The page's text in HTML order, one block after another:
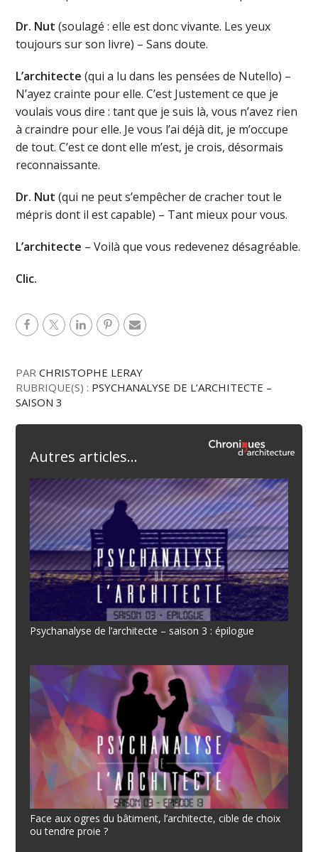
Dr. Nut (soulagé : elle est donc vivante. Les yeux
toujours sur son livre) – Sans doute.
L’architecte (qui a lu dans les pensées de Nutello) –
N’ayez crainte pour elle. C’est Justement ce que je
voulais vous dire : tant que je suis là, vous n’avez rien
à craindre pour elle. Je vous l’ai déjà dit, je m’occupe
de tout. C’est ce dont elle m’est, je crois, désormais
reconnaissante.
Dr. Nut (qui ne peut s’empêcher de cracher tout le
mépris dont il est capable) – Tant mieux pour vous.
L’architecte – Voilà que vous redevenez désagréable.
Clic.
PARCHRISTOPHE LERAY
RUBRIQUE(S) : PSYCHANALYSE DE L’ARCHITECTE –
SAISON 3
Autres articles...
Psychanalyse de l’architecte – saison 3 : épilogue
Face aux ogres du bâtiment, l’architecte, cible de choix
ou tendre proie ?